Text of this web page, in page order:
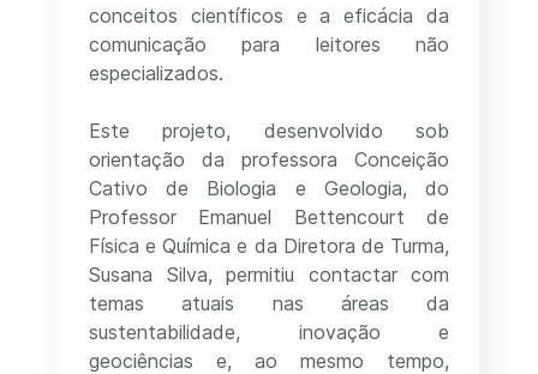
conceitos científicos e a eficácia da
comunicação para leitores não
especializados.
Este projeto, desenvolvido sob
orientação da professora Conceição
Cativo de Biologia e Geologia, do
Professor Emanuel Bettencourt de
Física e Química e da Diretora de Turma,
Susana Silva, permitiu contactar com
temas atuais nas áreas da
sustentabilidade, inovação e
geociências e, ao mesmo tempo,